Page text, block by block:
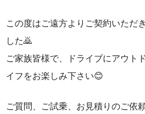
この度はご遠方よりご契約いただ
した🙇
ご家族皆様で、ドライブにアウト
イフをお楽しみ下さい😊
ご質問、ご試乗、お見積りのご依